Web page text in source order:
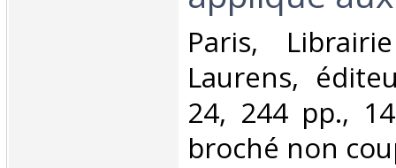
‎Paris,
Laurens,
24, 244 pp.,
broché non